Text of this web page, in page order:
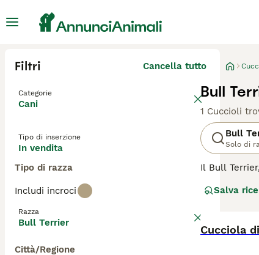
Filtri Cancella tutto
Categorie
Cani
Tipo di inserzione
In vendita
Tipo di razza
Includi incroci
Razza
Bull Terrier
Città/Regione
Bull
1 Cuccioli
Bull
Solo di
Il Bull
Nonostante
Salva
Cucciola